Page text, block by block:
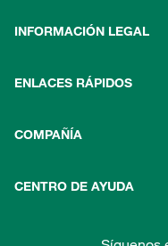
INFORMACIÓN LEGAL
ENLACES RÁPIDOS
COMPAÑÍA
CENTRO DE AYUDA